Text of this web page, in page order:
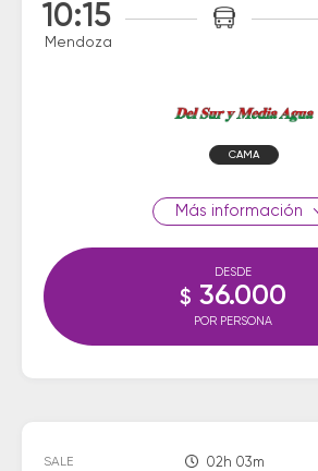
10:15
Mendoza
CAMA
información
DESDE
$ 36.000
POR PERSONA
SALE 02h 03m